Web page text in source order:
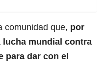
comunidad que, por
lucha mundial contra
para dar con el